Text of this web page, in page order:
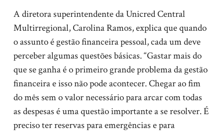
A diretora superintendente da Unicred Central
Multirregional, CarolinaRamos, explica que quando
o assunto é gestão financeira pessoal, cada um deve
perceber algumas questões básicas. “Gastar mais do
que se ganha é o primeiro grande problema da gestão
financeira e isso não pode acontecer. Chegar ao fim
do mês sem o valor necessário para arcar com todas
as despesas é uma questão importante a se resolver. É
preciso ter reservas para emergências e para